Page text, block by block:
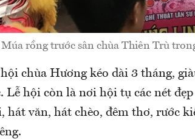
Múa rồng trước sân chùa Thiên Trù
chùa Hương kéo dài 3 tháng,
Lễ hội còn là nơi hội tụ các nét
hát văn, hát chèo, đêm thơ, rước